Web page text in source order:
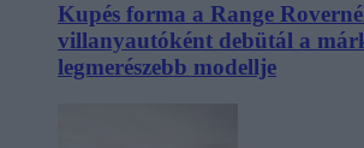
Kupés forma a Range
villanyautóként debütál a
legmerészebb modellje